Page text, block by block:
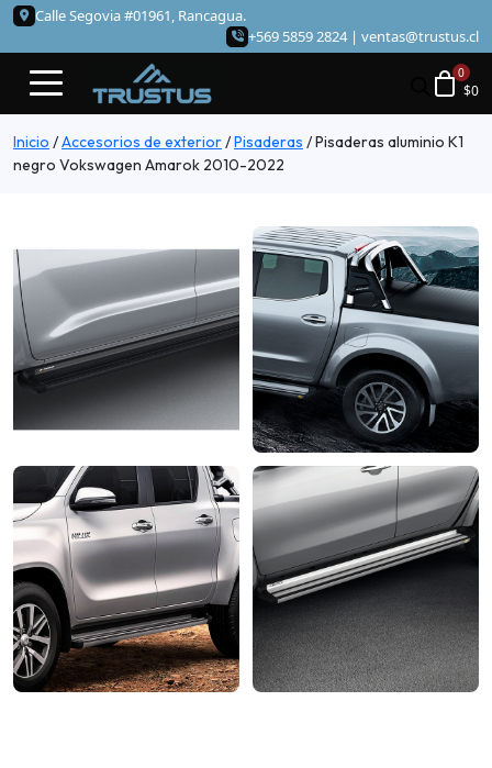
Calle Segovia #01961, Rancagua.
+569 5859 2824 | ventas@trustus.cl
$0
Inicio /Accesorios de exterior/Pisaderas /Pisaderas aluminio K1
negro Vokswagen Amarok 2010-2022